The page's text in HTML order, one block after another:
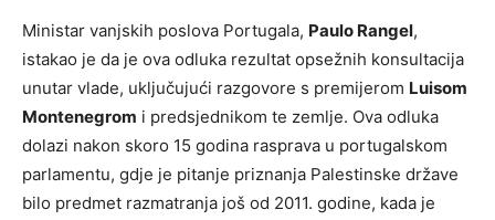
Ministar vanjskih poslova Portugala, Paulo Rangel,
istakao je da je ova odluka rezultat opsežnih konsultacija
unutar vlade, uključujući razgovore s premijerom Luisom
Montenegrom i predsjednikom te zemlje. Ova odluka
dolazi nakon skoro 15 godina rasprava u portugalskom
parlamentu, gdje je pitanje priznanja Palestinske države
bilo predmet razmatranja još od 2011. godine, kada je